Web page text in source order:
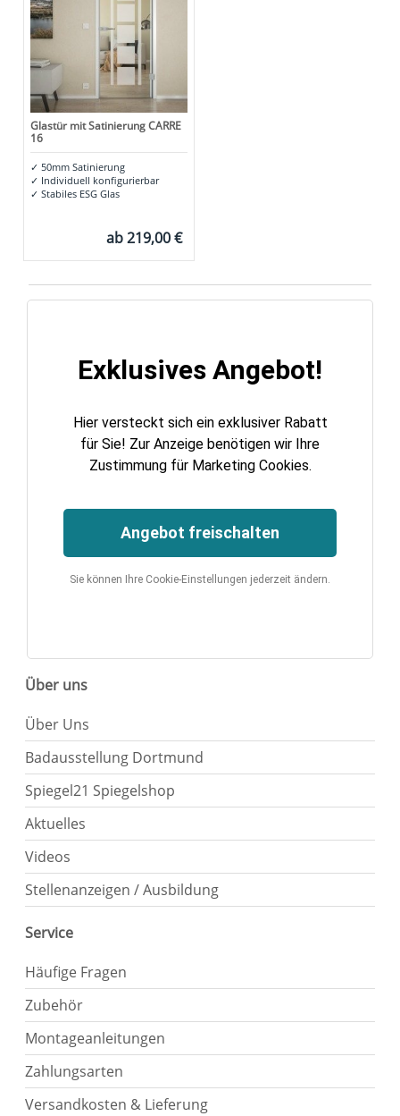
Glastür mit Satinierung CARRE
16
✓ 50mm Satinierung
✓ Individuell konfigurierbar
✓ Stabiles ESG Glas
ab219,00 €
Exklusives Angebot!
Hier versteckt sich ein exklusiver Rabatt
für Sie! Zur Anzeige benötigen wir Ihre
Zustimmung für Marketing Cookies.
Angebot freischalten
Sie können Ihre Cookie-Einstellungen jederzeit ändern.
Über uns
Über Uns
Badausstellung Dortmund
Spiegel21 Spiegelshop
Aktuelles
Videos
Stellenanzeigen / Ausbildung
Service
Häufige Fragen
Zubehör
Montageanleitungen
Zahlungsarten
Versandkosten & Lieferung